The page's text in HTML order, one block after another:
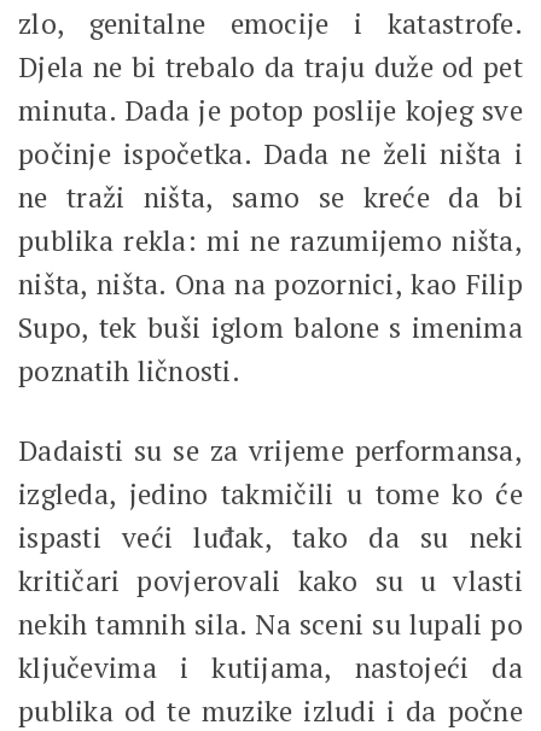
zlo, genitalne emocije i katastrofe.
Djela ne bi trebalo da traju duže od pet
minuta. Dada je potop poslije kojeg sve
počinje ispočetka. Dada ne želi ništa i
ne traži ništa, samo se kreće da bi
publika rekla: mi ne razumijemo ništa,
ništa, ništa. Ona na pozornici, kao Filip
Supo, tek buši iglom balone s imenima
poznatih ličnosti.
Dadaisti su se za vrijeme performansa,
izgleda, jedino takmičili u tome ko će
ispasti veći luđak, tako da su neki
kritičari povjerovali kako su u vlasti
nekih tamnih sila. Na sceni su lupali po
ključevima i kutijama, nastojeći da
publika od te muzike izludi i da počne